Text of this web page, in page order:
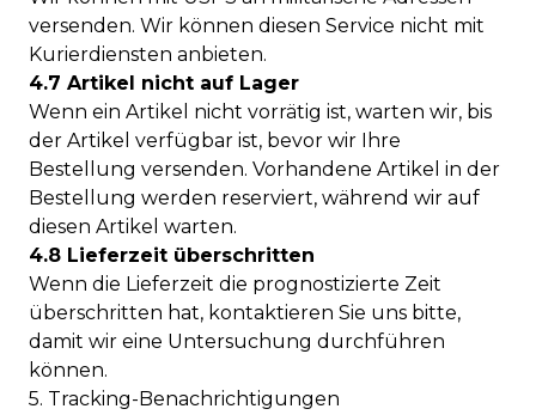
versenden. Wir können diesen Service nicht mit
Kurierdiensten anbieten.
4.7 Artikel nicht auf Lager
Wenn ein Artikel nicht vorrätig ist, warten wir, bis
der Artikel verfügbar ist, bevor wir Ihre
Bestellung versenden. Vorhandene Artikel in der
Bestellung werden reserviert, während wir auf
diesen Artikel warten.
4.8 Lieferzeit überschritten
Wenn die Lieferzeit die prognostizierte Zeit
überschritten hat, kontaktieren Sie uns bitte,
damit wir eine Untersuchung durchführen
können.
5. Tracking-Benachrichtigungen